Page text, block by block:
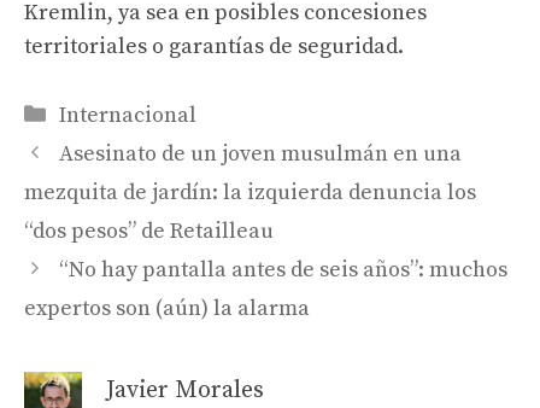
Kremlin, ya sea en posibles concesiones
territoriales o garantías de seguridad.
Categorías
Internacional
Asesinato de un joven musulmán en una
mezquita de jardín: la izquierda denuncia los
“dos pesos” de Retailleau
“No hay pantalla antes de seis años”: muchos
expertos son (aún) la alarma
Javier Morales